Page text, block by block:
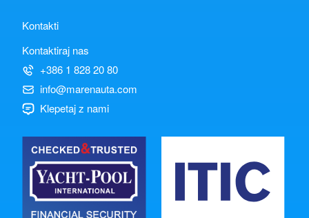
Kontakti
Kontaktiraj nas
+386 1 828 20 80
info@marenauta.com
Klepetaj z nami